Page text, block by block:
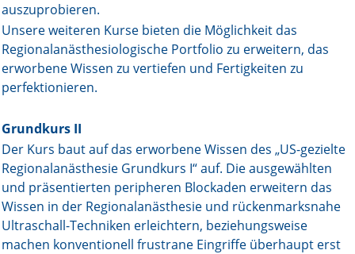
auszuprobieren.
Unsere weiteren Kurse bieten die Möglichkeit das
Regionalanästhesiologische Portfolio zu erweitern, das
erworbene Wissen zu vertiefen und Fertigkeiten zu
perfektionieren.
Grundkurs II
Der Kurs baut auf das erworbene Wissen des „US-gezielte
Regionalanästhesie Grundkurs I“ auf. Die ausgewählten
und präsentierten peripheren Blockaden erweitern das
Wissen in der Regionalanästhesie und rückenmarksnahe
Ultraschall-Techniken erleichtern, beziehungsweise
machen konventionell frustrane Eingriffe überhaupt erst